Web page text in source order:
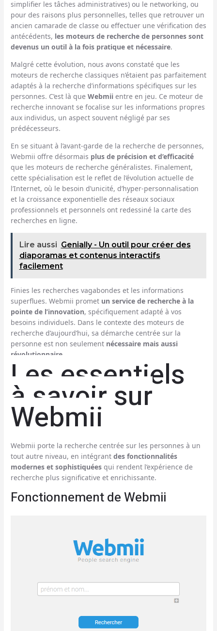
simplifier les tâches administratives) ou le networking, ou
pour des raisons plus personnelles, telles que retrouver un
ancien camarade de classe ou effectuer une vérification des
antécédents, les moteurs de recherche de personnes sont
devenus un outil à la fois pratique et nécessaire.
Malgré cette évolution, nous avons constaté que les
moteurs de recherche classiques n’étaient pas parfaitement
adaptés à la recherche d’informations spécifiques sur les
personnes. C’est là que Webmiientre en jeu. Ce moteur de
recherche innovant se focalise sur les informations propres
aux individus, un aspect souvent négligé par ses
prédécesseurs.
En se situant à l’avant-garde de la recherche de personnes,
Webmii offre désormais plus de précision et d’efficacité
que les moteurs de recherche généralistes. Finalement,
cette spécialisation est le reflet de l’évolution actuelle de
l’Internet, où le besoin d’unicité, d’hyper-personnalisation
et la croissance exponentielle des réseaux sociaux
professionnels et personnels ont redessiné la carte des
recherches en ligne.
Lire aussi Genially - Un outil pour créer des
diaporamas et contenus interactifs
facilement
Finies les recherches vagabondes et les informations
superflues. Webmii prometun service de recherche à la
pointe de l’innovation, spécifiquement adapté à vos
besoins individuels. Dans le contexte des moteurs de
recherche d’aujourd’hui, sa démarche centrée sur la
personne est non seulement nécessaire mais aussi
révolutionnaire.
Les essentiels
à savoir sur
Webmii
Webmii porte la recherche centrée sur les personnes à un
tout autre niveau, en intégrant des fonctionnalités
modernes et sophistiquéesqui rendent l’expérience de
recherche plus significative et enrichissante.
Fonctionnement de Webmii